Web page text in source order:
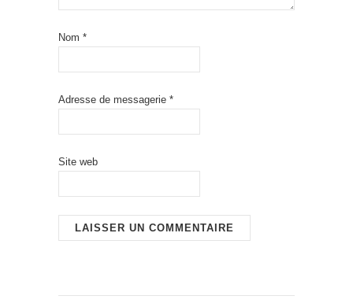
Nom *
Adresse de messagerie *
Site web